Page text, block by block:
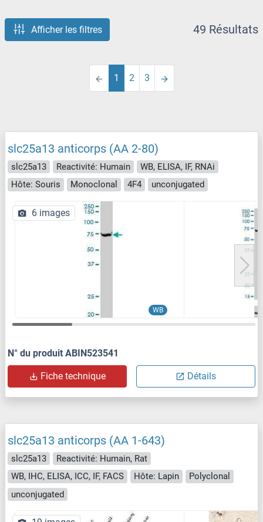
Afficher les filtres 49 Résultats
1 2 3
slc25a13 anticorps (AA 2-80)
slc25a13 Reactivité: Humain
WB, ELISA, IF, RNAi
Hôte: Souris
Monoclonal 4F4 unconjugated
WB
6 images
N° du produit ABIN523541
Fiche technique Détails
slc25a13 anticorps (AA 1-643)
slc25a13
Reactivité: Humain, Rat
WB, IHC, ELISA, ICC, IF, FACS
Hôte: Lapin
Polyclonal
unconjugated